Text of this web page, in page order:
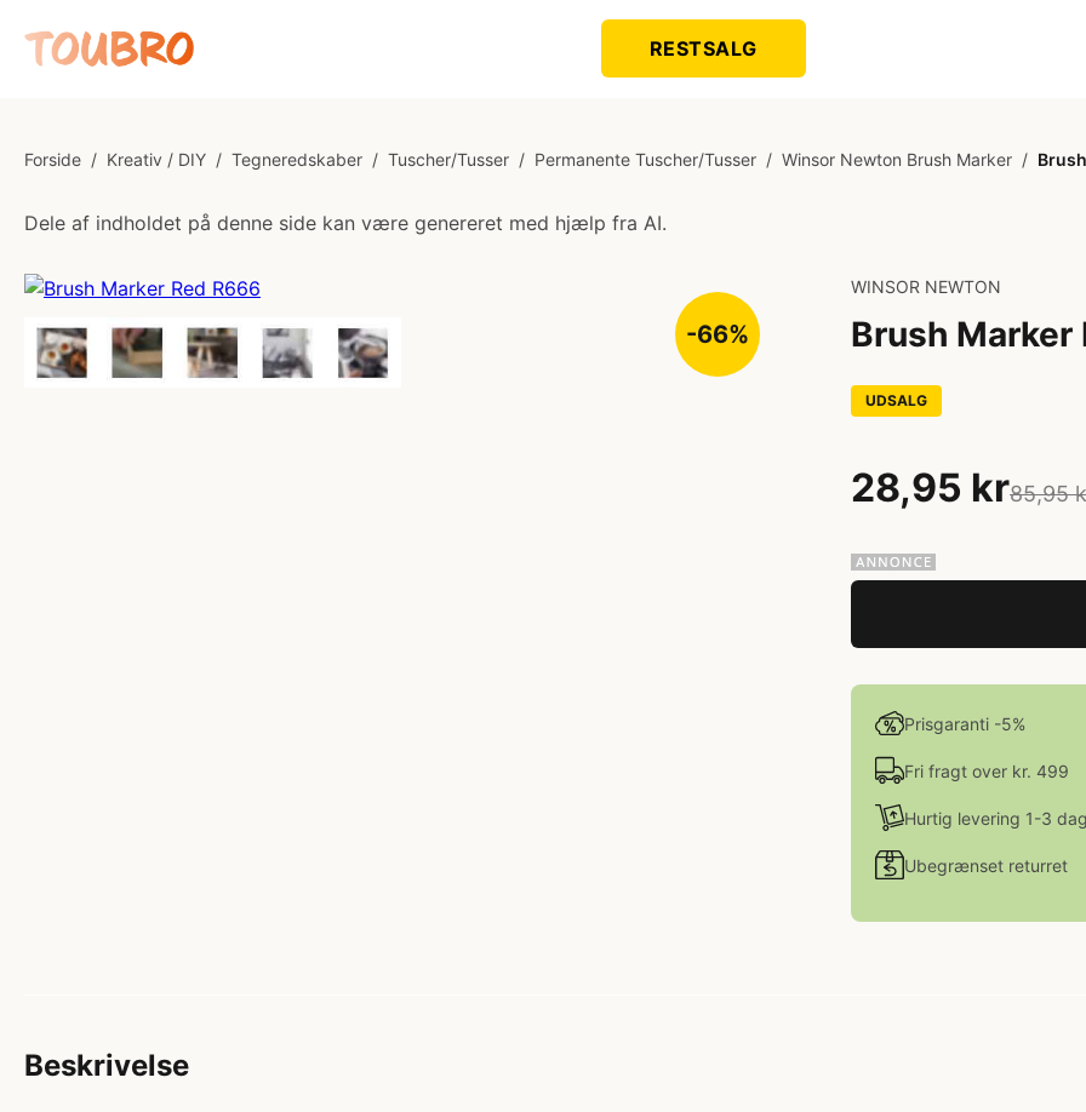
RESTSALG
Forside / Kreativ / DIY / Tegneredskaber / Tuscher/Tusser / Permanente Tuscher/Tusser / Winsor Newton Brush Marker /
Dele af indholdet på denne side kan være genereret med hjælp fra AI.
-66%
WINSOR NEWTON
Brush Marker
UDSALG
28,95 kr85,95
Prisgaranti -5%
Fri fragt over kr. 499
Hurtig levering 1-3
Ubegrænset returret
Beskrivelse